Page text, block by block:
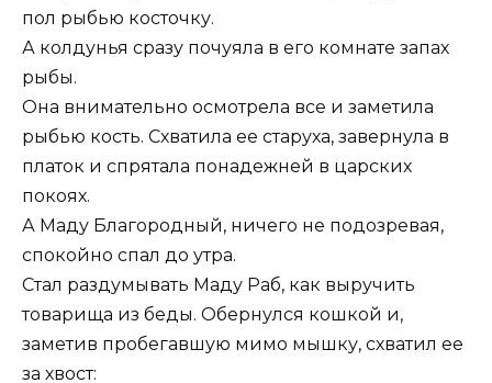
пол рыбью косточку.
А колдунья сразу почуяла в его комнате запах
рыбы.
Она внимательно осмотрела все и заметила
рыбью кость. Схватила ее старуха, завернула в
платок и спрятала понадежней в царских
покоях.
А Маду Благородный, ничего не подозревая,
спокойно спал до утра.
Стал раздумывать Маду Раб, как выручить
товарища из беды. Обернулся кошкой и,
заметив пробегавшую мимо мышку, схватил ее
за хвост: